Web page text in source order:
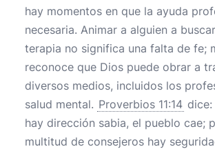
hay momentos en que la ayuda
necesaria. Animar a alguien a
terapia no significa una falta de fe;
reconoce que Dios puede obrar a
diversos medios, incluidos los
salud mental. Proverbios 11:14 dice:
hay dirección sabia, el pueblo cae;
multitud de consejeros hay